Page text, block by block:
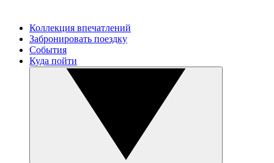
Коллекция впечатлений
Забронировать поездку
События
Куда пойти